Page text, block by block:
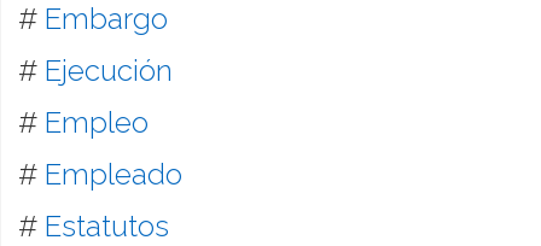
# Embargo
# Ejecución
# Empleo
# Empleado
# Estatutos